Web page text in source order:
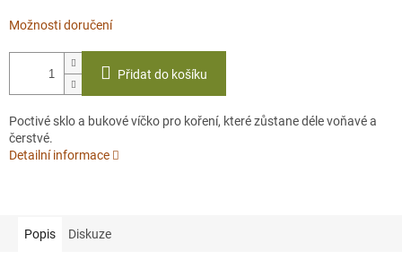
Možnosti doručení
Přidat do košíku
Poctivé sklo a bukové víčko pro koření, které zůstane déle voňavé a
čerstvé.
Detailní informace
Popis Diskuze